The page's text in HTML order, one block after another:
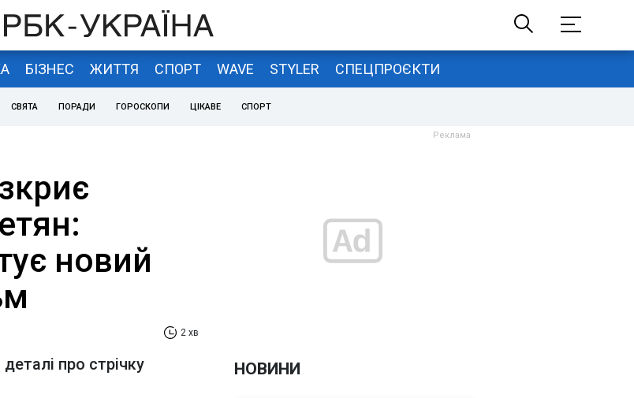
БІЗНЕС ЖИТТЯ СПОРТ WAVE STYLER СПЕЦПРОЄКТИ
СВЯТА ПОРАДИ ГОРОСКОПИ ЦІКАВЕ СПОРТ
новий
2 хв
про стрічку
НОВИНИ